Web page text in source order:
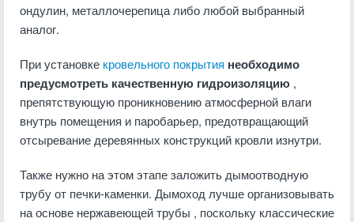
ондулин, металлочерепица либо любой выбранный
аналог.
При установке кровельного покрытия необходимо
предусмотреть качественную гидроизоляцию ,
препятствующую проникновению атмосферной влаги
внутрь помещения и паробарьер, предотвращающий
отсыревание деревянных конструкций кровли изнутри.
Также нужно на этом этапе заложить дымоотводную
трубу от печки-каменки. Дымоход лучше организовывать
на основе нержавеющей трубы , поскольку классические